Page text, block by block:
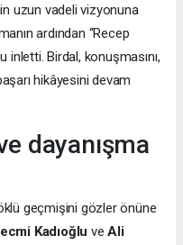
uzun vadeli vizyonuna
ardından “Recep
inletti. Birdal, konuşmasını,
hikâyesini devam
dayanışma
geçmişini gözler önüne
Kadıoğlu veAli